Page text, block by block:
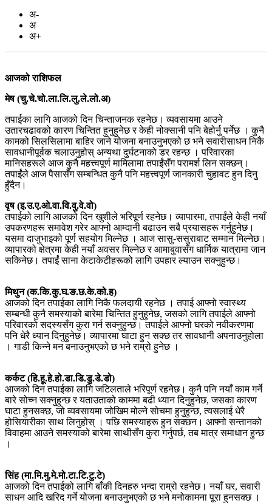
अ-
अ
अ+
आजको राशिफल
मेष (चु.चे.चो.ला.लि.लु.ले.लो.अ)
तपाईका लागि आजको दिन चिन्ताजनक रहनेछ। व्यवसायमा आउने
उतारचढावको कारण चिन्तित हुनुहुनेछ र केही नोक्सानी पनि बेहोर्नु पर्नेछ । कुनै
कामको सिलसिलामा बाहिर जाने योजना बनाउनुभएको छ भने सवारीसाधन निकै
सावधानीपूर्वक चलाउनुहोस् अन्यथा दुर्घटनाको डर रहन्छ । परिवारका
मानिसहरूले आज कुनै महत्त्वपूर्ण मामिलामा तपाईंसँग परामर्श लिन सक्छन्।
तपाईंले आज पैसासँग सम्बन्धित कुनै पनि महत्त्वपूर्ण जानकारी चुहावट हुन दिनु
हुँदैन।
वृष (इ.उ.ए.ओ.वा.वि.वु.वे.वो)
तपाईको लागि आजको दिन खुशीले भरिपूर्ण रहनेछ। व्यापारमा, तपाईंले केही नयाँ
उपकरणहरू समावेश गरेर आफ्नो आम्दानी बढाउन सबै प्रयासहरू गर्नुहुनेछ।
यसमा दाजुभाइको पूर्ण सहयोग मिल्नेछ । आज सासु-ससुराबाट सम्मान मिल्नेछ।
व्यापारको क्षेत्रमा केही नयाँ अवसर मिल्नेछ र आमाबुवासँग धार्मिक यात्रामा जान
सकिनेछ। तपाईं साना केटाकेटीहरूको लागि उपहार ल्याउन सक्नुहुन्छ।
मिथुन (क.कि.कु.घ.ङ.छ.के.को.ह)
आजको दिन तपाईका लागि निकै फलदायी रहनेछ । तपाई आफ्नो स्वास्थ्य
सम्बन्धी कुनै समस्याको बारेमा चिन्तित हुनुहुनेछ, जसको लागि तपाईले आफ्नो
परिवारको सदस्यसँग कुरा गर्न सक्नुहुन्छ। तपाईले आफ्नो घरको नवीकरणमा
पनि धेरै ध्यान दिनुहुनेछ। व्यापारमा घाटा हुन सक्छ तर सावधानी अपनाउनुहोला
। गाडी किन्ने मन बनाउनुभएको छ भने राम्रो हुनेछ ।
कर्कट (हि.हू.हे.हो.डा.डि.डु.डे.डो)
आजको दिन तपाईका लागि जटिलताले भरिपूर्ण रहनेछ। कुनै पनि नयाँ काम गर्ने
बारे सोच्न सक्नुहुन्छ र यताउताको काममा बढी ध्यान दिनुहुनेछ, जसका कारण
घाटा हुनसक्छ, जो व्यवसायमा जोखिम मोल्ने सोचमा हुनुहुन्छ, त्यसलाई धेरै
होसियारीका साथ लिनुहोस् । पछि समस्याहरू हुन सक्छन। आफ्नो सन्तानको
विवाहमा आउने समस्याको बारेमा साथीसँग कुरा गर्नुपर्छ, तब मात्र समाधान हुन्छ
।
सिंह (मा.मि.मु.मे.मो.टा.टि.टु.टे)
आजको दिन तपाईको लागि बाँकी दिनहरु भन्दा राम्रो रहनेछ। नयाँ घर, सवारी
साधन आदि खरिद गर्ने योजना बनाउनुभएको छ भने मनोकामना पूरा हुनसक्छ ।